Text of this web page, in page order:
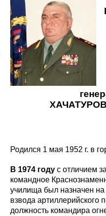
Родился 1 мая 1952 г. в
В 1974 году с отличием
командное
училища был назначен на
взвода артиллерийского
должность командира